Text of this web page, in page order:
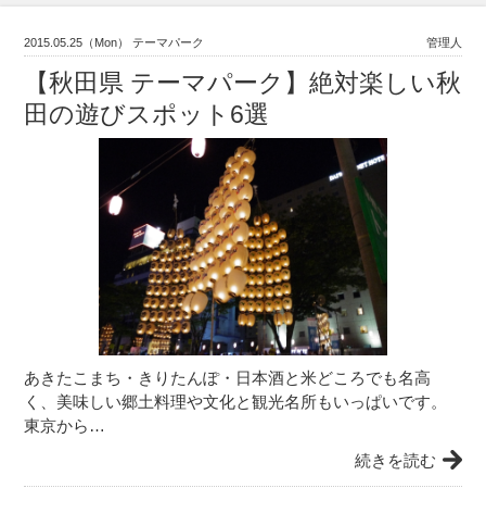
2015.05.25（Mon） テーマパーク 管理人
【秋田県 テーマパーク】絶対楽しい秋
田の遊びスポット6選
あきたこまち・きりたんぽ・日本酒と米どころでも名高
く、美味しい郷土料理や文化と観光名所もいっぱいです。
東京から…
続きを読む